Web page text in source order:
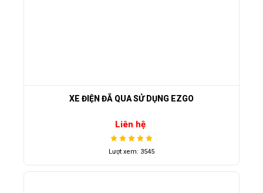
XE ĐIỆN ĐÃ QUA SỬ DỤNG EZGO
Liên hệ
Lượt xem: 3545